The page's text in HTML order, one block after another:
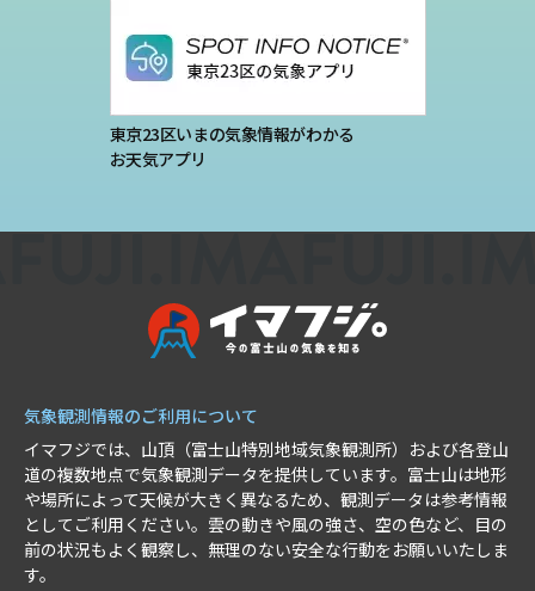
東京23区いまの気象情報がわかる
お天気アプリ
気象観測情報のご利用について
イマフジでは、山頂（富士山特別地域気象観測所）および各登山
道の複数地点で気象観測データを提供しています。富士山は地形
や場所によって天候が大きく異なるため、観測データは参考情報
としてご利用ください。雲の動きや風の強さ、空の色など、目の
前の状況もよく観察し、無理のない安全な行動をお願いいたしま
す。